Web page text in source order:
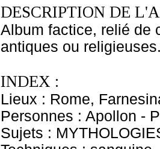
DESCRIPTION DE
Album factice, relié de
antiques ou
INDEX :
Lieux : Rome,
Personnes : Apollon -
Sujets :